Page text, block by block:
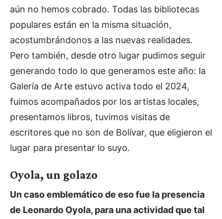
aún no hemos cobrado. Todas las bibliotecas
populares están en la misma situación,
acostumbrándonos a las nuevas realidades.
Pero también, desde otro lugar pudimos seguir
generando todo lo que generamos este año: la
Galería de Arte estuvo activa todo el 2024,
fuimos acompañados por los artistas locales,
presentamos libros, tuvimos visitas de
escritores que no son de Bolívar, que eligieron el
lugar para presentar lo suyo.
Oyola, un golazo
Un caso emblemático de eso fue la presencia
de Leonardo Oyola, para una actividad que tal